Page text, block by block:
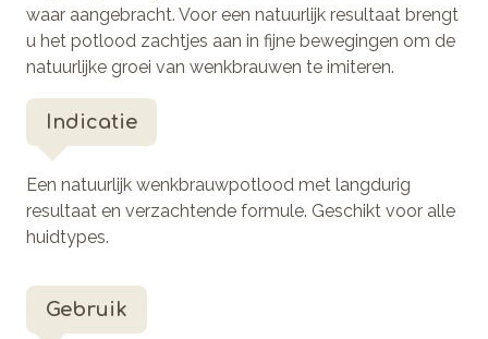
waar aangebracht. Voor een natuurlijk resultaat brengt
u het potlood zachtjes aan in fijne bewegingen om de
natuurlijke groei van wenkbrauwen te imiteren.
Indicatie
Een natuurlijk wenkbrauwpotlood met langdurig
resultaat en verzachtende formule. Geschikt voor alle
huidtypes.
Gebruik